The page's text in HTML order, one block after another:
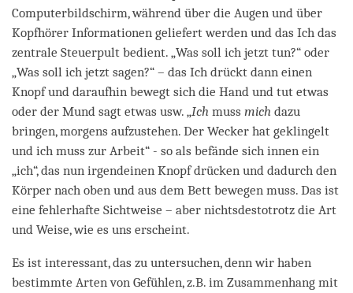
Computerbildschirm, während über die Augen und über
Kopfhörer Informationen geliefert werden und das Ich das
zentrale Steuerpult bedient. „Was soll ich jetzt tun?“ oder
„Was soll ich jetzt sagen?“ – das Ich drückt dann einen
Knopf und daraufhin bewegt sich die Hand und tut etwas
oder der Mund sagt etwas usw. „Ich muss mich dazu
bringen, morgens aufzustehen. Der Wecker hat geklingelt
und ich muss zur Arbeit“ - so als befände sich innen ein
„ich“, das nun irgendeinen Knopf drücken und dadurch den
Körper nach oben und aus dem Bett bewegen muss. Das ist
eine fehlerhafte Sichtweise – aber nichtsdestotrotz die Art
und Weise, wie es uns erscheint.
Es ist interessant, das zu untersuchen, denn wir haben
bestimmte Arten von Gefühlen, z.B. im Zusammenhang mit